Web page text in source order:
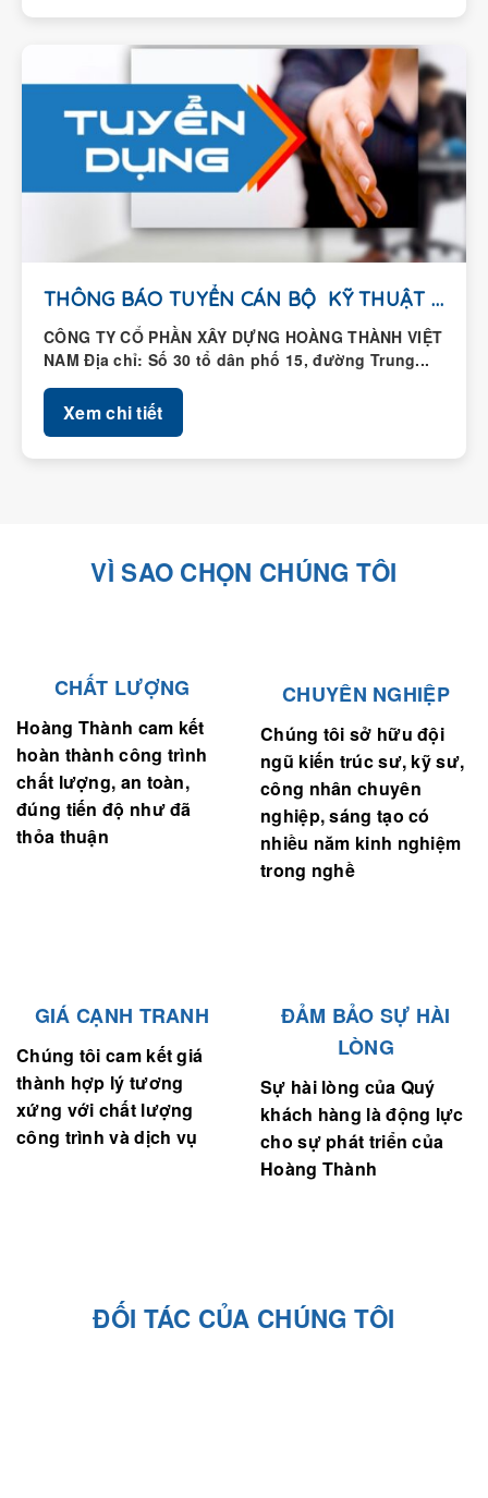
THÔNG BÁO TUYỂN CÁN BỘ KỸ THUẬT HIỆN...
CÔNG TY CỔ PHẦN XÂY DỰNG HOÀNG THÀNH VIỆT
NAM Địa chỉ: Số 30 tổ dân phố 15, đường Trung...
Xem chi tiết
VÌ SAO CHỌN CHÚNG TÔI
CHẤT LƯỢNG
Hoàng Thành cam kết
hoàn thành công trình
chất lượng, an toàn,
đúng tiến độ như đã
thỏa thuận
CHUYÊN NGHIỆP
Chúng tôi sở hữu đội
ngũ kiến trúc sư, kỹ sư,
công nhân chuyên
nghiệp, sáng tạo có
nhiều năm kinh nghiệm
trong nghề
GIÁ CẠNH TRANH
Chúng tôi cam kết giá
thành hợp lý tương
xứng với chất lượng
công trình và dịch vụ
ĐẢM BẢO SỰ HÀI
LÒNG
Sự hài lòng của Quý
khách hàng là động lực
cho sự phát triển của
Hoàng Thành
ĐỐI TÁC CỦA CHÚNG TÔI